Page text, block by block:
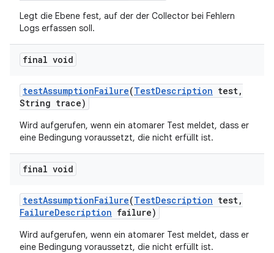
Legt die Ebene fest, auf der der Collector bei Fehlern
Logs erfassen soll.
final void
testAssumptionFailure(TestDescription test,
String trace)
Wird aufgerufen, wenn ein atomarer Test meldet, dass er
eine Bedingung voraussetzt, die nicht erfüllt ist.
final void
testAssumptionFailure(TestDescription test,
FailureDescription failure)
Wird aufgerufen, wenn ein atomarer Test meldet, dass er
eine Bedingung voraussetzt, die nicht erfüllt ist.